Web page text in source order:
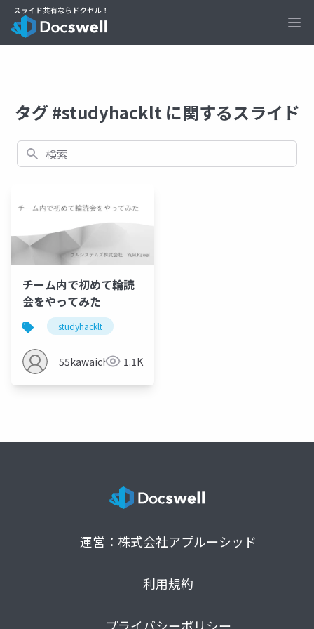
タグ #studyhacklt に関するスライド
検索
チーム内で初めて輪読
会をやってみた
studyhacklt
55kawaichan 1.1K
運営：株式会社アプルーシッド
利用規約
プライバシーポリシー